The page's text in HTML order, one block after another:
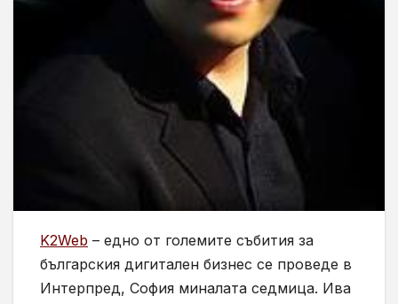
K2Web – едно от големите събития за
българския дигитален бизнес се проведе в
Интерпред, София миналата седмица. Ива